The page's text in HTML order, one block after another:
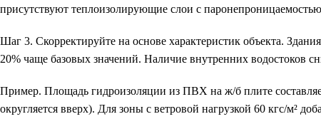
присутствуют теплоизолирующие слои с
Шаг 3. Скорректируйте на основе характеристик объекта.
20% чаще базовых значений. Наличие внутренних водостоков
Пример. Площадь гидроизоляции из ПВХ на ж/б плите
округляется вверх). Для зоны с ветровой нагрузкой 60 кгс/м²